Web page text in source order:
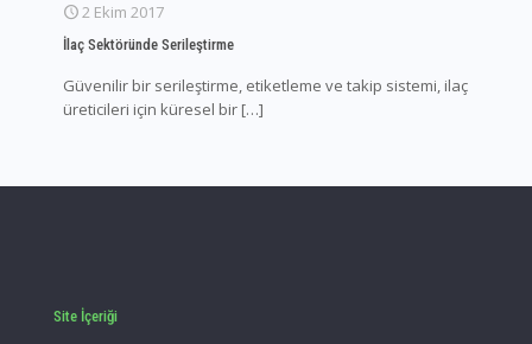
2 Ekim 2017
İlaç Sektöründe Serileştirme
Güvenilir bir serileştirme, etiketleme ve takip sistemi, ilaç
üreticileri için küresel bir […]
Site İçeriği